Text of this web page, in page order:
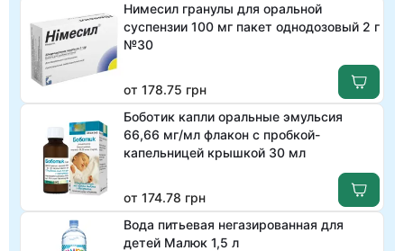
Нимесил гранулы для оральной
суспензии 100 мг пакет однодозовый 2 г
№30
от 178.75 грн
Боботик капли оральные эмульсия
66,66 мг/мл флакон с пробкой-
капельницей крышкой 30 мл
от 174.78 грн
Вода питьевая негазированная для
детей Малюк 1,5 л